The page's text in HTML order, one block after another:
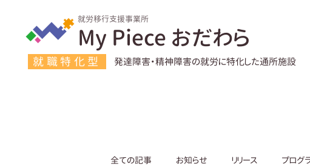
My Piece おだわら
就労移行支援事業所
就職特化型 発達障害・精神障害の就労に特化した通所施設
全ての記事 お知らせ リリース プログ